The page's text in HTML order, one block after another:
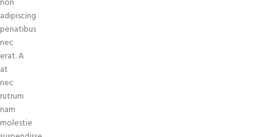
adipiscing
penatibus
nec
erat. A
at
nec
rutrum
nam
molestie